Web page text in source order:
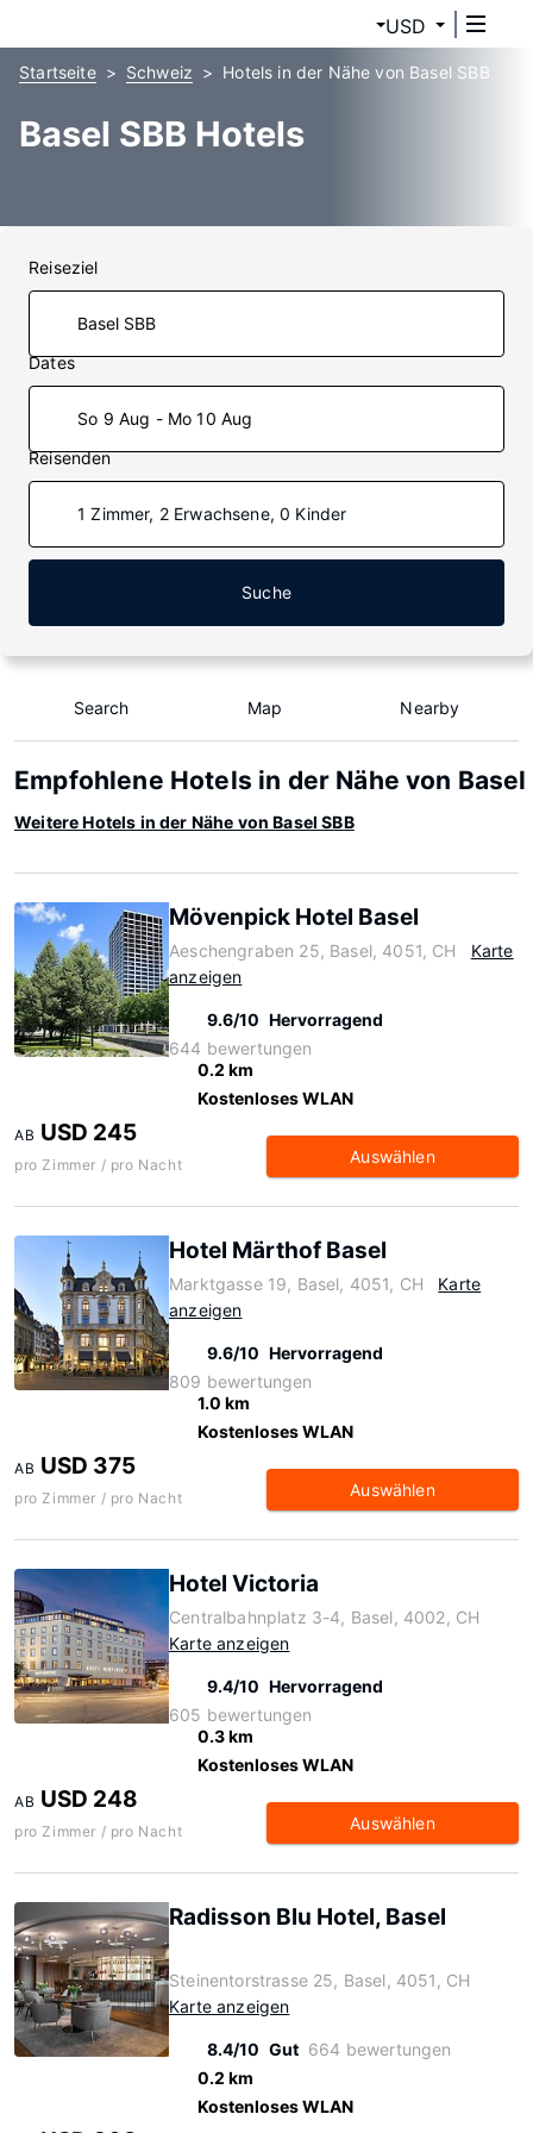
USD
Startseite Schweiz Hotels in der Nähe von Basel SBB
Basel SBB Hotels
Reiseziel
Dates
So 9 Aug - Mo 10 Aug
Reisenden
1 Zimmer, 2 Erwachsene, 0 Kinder
Suche
Search Map Nearby
Empfohlene Hotels in der Nähe von Basel
Weitere Hotels in der Nähe von Basel SBB
Mövenpick Hotel Basel
Aeschengraben 25, Basel, 4051, CH
Karte
anzeigen
9.6/10 Hervorragend
644 bewertungen
0.2 km
Kostenloses WLAN
AB USD 245
pro Zimmer / pro Nacht Auswählen
Hotel Märthof Basel
Marktgasse 19, Basel, 4051, CH
Karte
anzeigen
9.6/10 Hervorragend
809 bewertungen
1.0 km
Kostenloses WLAN
AB USD 375
pro Zimmer / pro Nacht Auswählen
Hotel Victoria
Centralbahnplatz 3-4, Basel, 4002, CH
Karte anzeigen
9.4/10 Hervorragend
605 bewertungen
0.3 km
Kostenloses WLAN
AB USD 248
pro Zimmer / pro Nacht Auswählen
Radisson Blu Hotel, Basel
Steinentorstrasse 25, Basel, 4051, CH
Karte anzeigen
8.4/10 Gut 664 bewertungen
0.2 km
Kostenloses WLAN